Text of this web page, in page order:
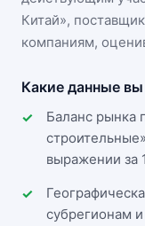
Китай»,
компаниям,
Какие данные
Баланс рынка
выражении за
субрегионам